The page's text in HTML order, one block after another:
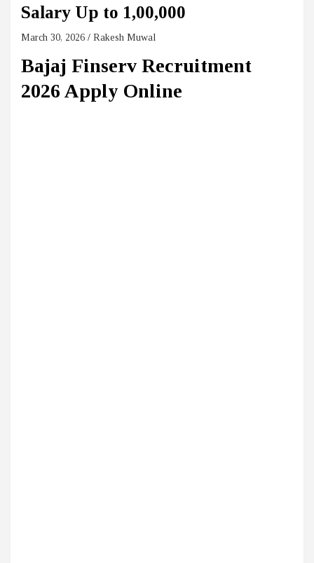
Salary Up to ₹1,00,000
March 30, 2026 Rakesh Muwal
Bajaj Finserv Recruitment
2026 Apply Online